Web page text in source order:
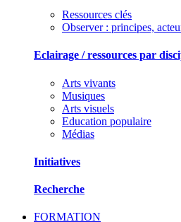
Ressources clés
Observer : principes,
Eclairage / ressources par
Arts vivants
Musiques
Arts visuels
Education populaire
Médias
Initiatives
Recherche
FORMATION